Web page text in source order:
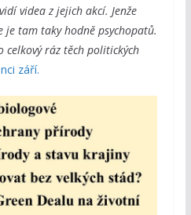
videa z jejich akcí. Jenže
je tam taky hodně psychopatů.
ráz těch politických
září.